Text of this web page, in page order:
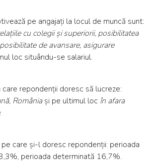
pe angajați la locul de muncă sunt:
cu colegii și superiorii, posibilitatea
de avansare, asigurare
loc situându-se salariul.
repondenții doresc să lucreze:
Româniași pe ultimul loc în afara
.
care și-l doresc repondenții: perioada
perioada determinată 16,7%.